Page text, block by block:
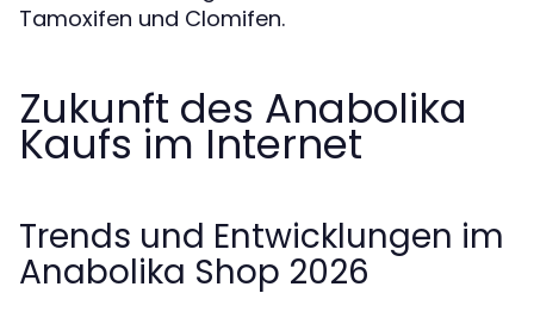
Tamoxifen und Clomifen.
Zukunft des Anabolika
Kaufs im Internet
Trends und Entwicklungen im
Anabolika Shop 2026